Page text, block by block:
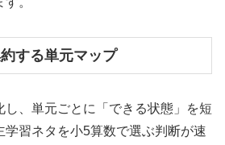
する単元マップ
し、単元ごとに「できる状態」を短
学習ネタを小5算数で選ぶ判断が速